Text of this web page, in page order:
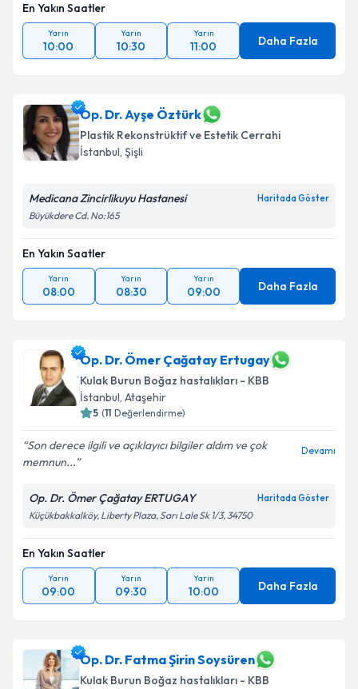
En Yakın Saatler
Yarın
10:00
Yarın
10:30
Yarın
11:00 Daha Fazla
Op. Dr. Ayşe Öztürk
Plastik Rekonstrüktif ve Estetik Cerrahi
İstanbul, Şişli
Medicana Zincirlikuyu Hastanesi Haritada Göster
Büyükdere Cd. No:165
En Yakın Saatler
Yarın
08:00
Yarın
08:30
Yarın
09:00 Daha Fazla
Op. Dr. Ömer Çağatay Ertugay
Kulak Burun Boğaz hastalıkları - KBB
İstanbul, Ataşehir
5 (11 Değerlendirme)
Son derece ilgili ve açıklayıcı bilgiler aldım ve çok
memnun...
Devamı
Op. Dr. Ömer Çağatay ERTUGAY Haritada Göster
Küçükbakkalköy, Liberty Plaza, Sarı Lale Sk 1/3, 34750
En Yakın Saatler
Yarın
09:00
Yarın
09:30
Yarın
10:00 Daha Fazla
Op. Dr. Fatma Şirin Soysüren
Kulak Burun Boğaz hastalıkları - KBB